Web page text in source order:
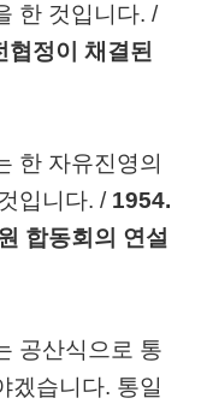
한 것입니다. /
협정이 채결된
한 자유진영의
입니다. / 1954.
합동회의 연설
공산식으로 통
겠습니다. 통일